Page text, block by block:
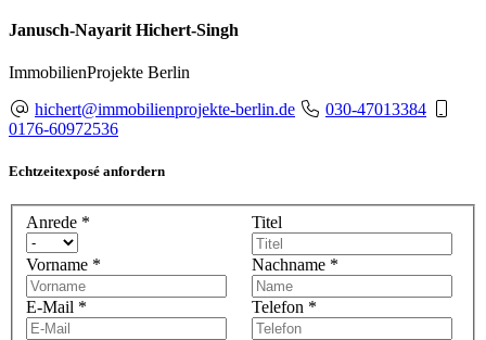
Janusch-Nayarit Hichert-Singh
ImmobilienProjekte Berlin
hichert@immobilienprojekte-berlin.de
030-47013384
0176-60972536
Echtzeitexposé anfordern
Anrede * Titel
Vorname * Nachname *
E-Mail * Telefon *